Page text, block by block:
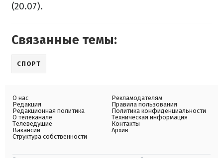
(20.07).
Связанные темы:
СПОРТ
О нас
Редакция
Редакционная политика
О телеканале
Телеведущие
Вакансии
Структура собственности
Рекламодателям
Правила пользования
Политика конфиденциальности
Техническая информация
Контакты
Архив